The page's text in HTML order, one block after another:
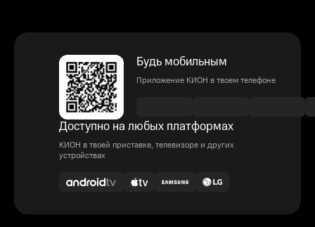
Будь мобильным
Приложение КИОН в твоем телефоне
Доступно на любых платформах
КИОН в твоей приставке, телевизоре и других
устройствах